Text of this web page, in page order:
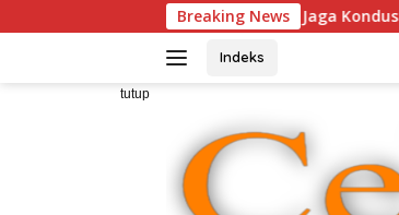
ke
Breaking News
Media Sinergi Jaga Kondusivitas Bojonegoro
Indeks
tutup